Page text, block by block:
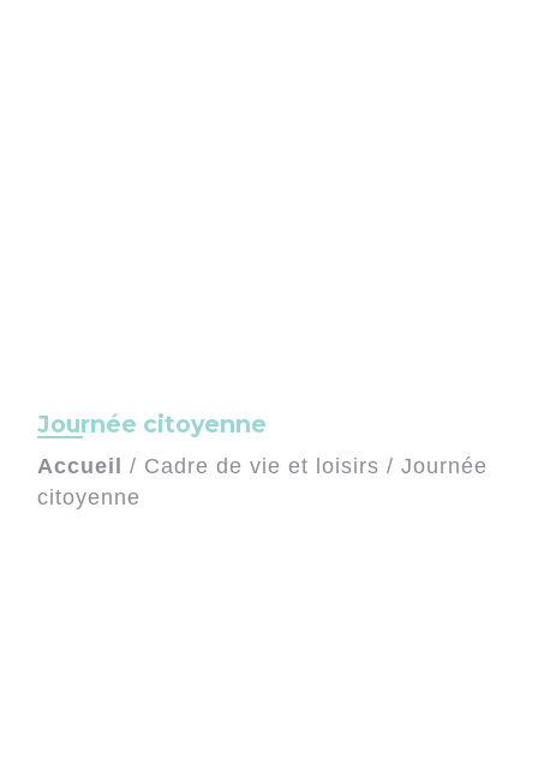
Journée citoyenne
Accueil / Cadre de vie et loisirs / Journée
citoyenne